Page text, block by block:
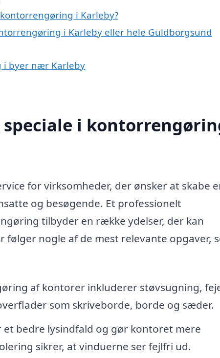
i Karleby?
i Karleby eller hele Guldborgsund
i byer nær Karleby
i
for virksomheder, der ønsker at skabe
og besøgende. Et professionelt
tilbyder en række ydelser, der kan
følger nogle af de mest relevante opgaver,
af kontorer inkluderer støvsugning,
som skriveborde, borde og sæder.
et bedre lysindfald og gør kontoret mere
sikrer, at vinduerne ser fejlfri ud.